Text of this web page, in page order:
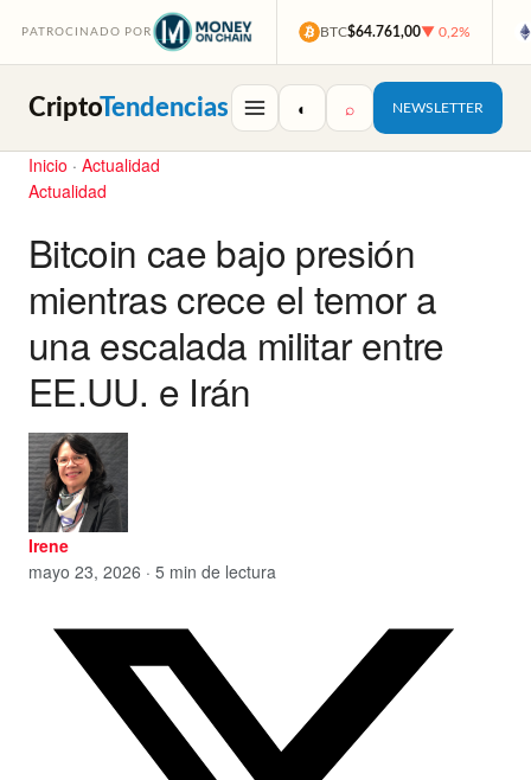
PATROCINADO POR BTC$64.761,00▼ 0,2%
CriptoTendencias ◐ ⌕ NEWSLETTER
Inicio · Actualidad
Actualidad
Bitcoin cae bajo presión
mientras crece el temor a
una escalada militar entre
EE.UU. e Irán
Irene
mayo 23, 2026 · 5 min de lectura